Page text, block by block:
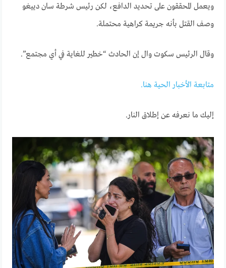
ويعمل المحققون على تحديد الدافع، لكن رئيس شرطة سان دييغو
وصف القتل بأنه جريمة كراهية محتملة.
وقال الرئيس سكوت وال إن الحادث “خطير للغاية في أي مجتمع”.
متابعة الأخبار الحية هنا.
إليك ما نعرفه عن إطلاق النار.